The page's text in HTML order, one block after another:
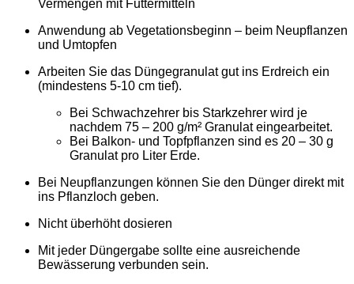
Vermengen mit Futtermitteln
Anwendung ab Vegetationsbeginn – beim Neupflanzen
und Umtopfen
Arbeiten Sie das Düngegranulat gut ins Erdreich ein
(mindestens 5-10 cm tief).
Bei Schwachzehrer bis Starkzehrer wird je
nachdem 75 – 200 g/m² Granulat eingearbeitet.
Bei Balkon- und Topfpflanzen sind es 20 – 30 g
Granulat pro Liter Erde.
Bei Neupflanzungen können Sie den Dünger direkt mit
ins Pflanzloch geben.
Nicht überhöht dosieren
Mit jeder Düngergabe sollte eine ausreichende
Bewässerung verbunden sein.